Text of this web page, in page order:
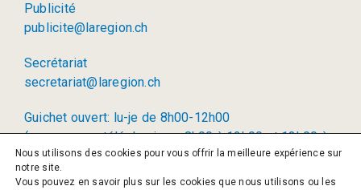
Publicité
publicite@laregion.ch
Secrétariat
secretariat@laregion.ch
Guichet ouvert: lu-je de 8h00-12h00
(permanence téléphonique: 8h00 à 12h00 et 13h00 à
17h00)
Nous utilisons des cookies pour vous offrir la meilleure expérience sur
notre site.
Vous pouvez en savoir plus sur les cookies que nous utilisons ou les